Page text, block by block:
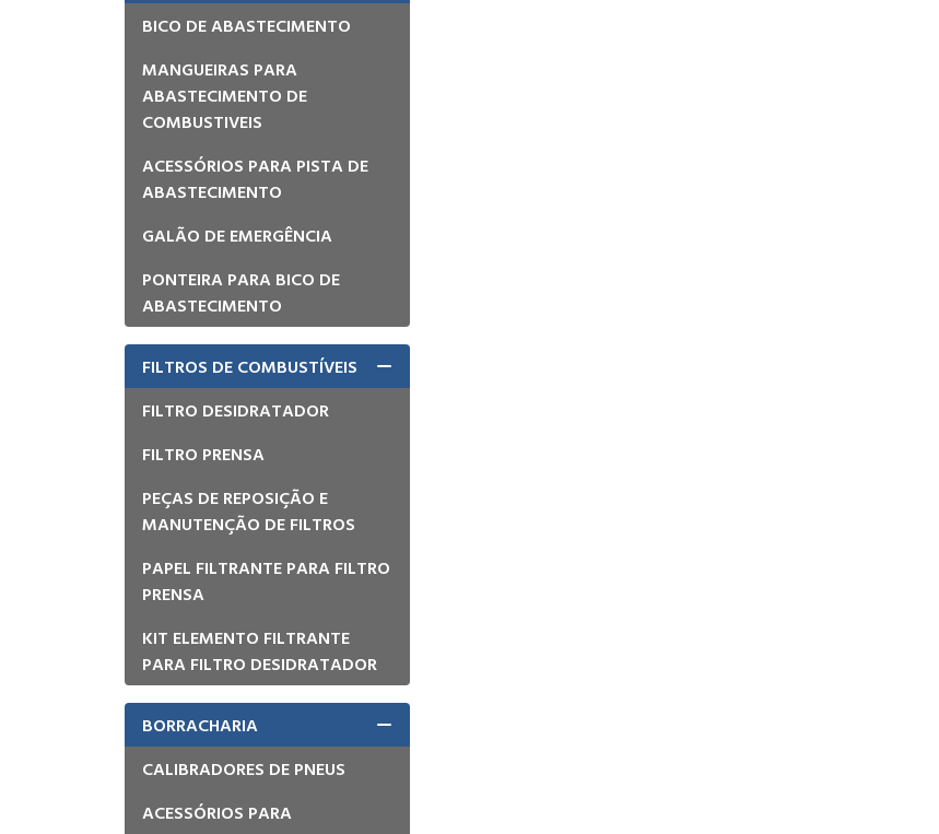
BICO DE ABASTECIMENTO
MANGUEIRAS PARA
ABASTECIMENTO DE
COMBUSTIVEIS
ACESSÓRIOS PARA PISTA DE
ABASTECIMENTO
GALÃO DE EMERGÊNCIA
PONTEIRA PARA BICO DE
ABASTECIMENTO
FILTROS DE COMBUSTÍVEIS
FILTRO DESIDRATADOR
FILTRO PRENSA
PEÇAS DE REPOSIÇÃO E
MANUTENÇÃO DE FILTROS
PAPEL FILTRANTE PARA FILTRO
PRENSA
KIT ELEMENTO FILTRANTE
PARA FILTRO DESIDRATADOR
BORRACHARIA
CALIBRADORES DE PNEUS
ACESSÓRIOS PARA